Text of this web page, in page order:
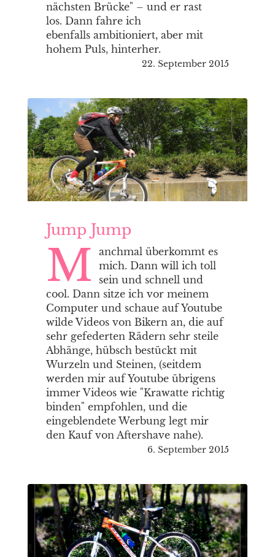
nächsten Brücke" – und er rast
los. Dann fahre ich
ebenfalls ambitioniert, aber mit
hohem Puls, hinterher.
22. September 2015
Jump Jump
M
anchmal überkommt es
mich. Dann will ich toll
sein und schnell und
cool. Dann sitze ich vor meinem
Computer und schaue auf Youtube
wilde Videos von Bikern an, die auf
sehr gefederten Rädern sehr steile
Abhänge, hübsch bestückt mit
Wurzeln und Steinen, (seitdem
werden mir auf Youtube übrigens
immer Videos wie "Krawatte richtig
binden" empfohlen, und die
eingeblendete Werbung legt mir
den Kauf von Aftershave nahe).
6. September 2015